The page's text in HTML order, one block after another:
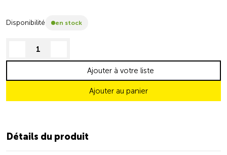
Disponibilité en stock
decrease quantity
Ajouter au panier
Ajouter à votre liste
Détails du produit